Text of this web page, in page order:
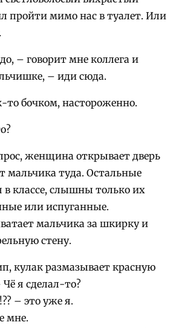
пройти мимо нас в туалет. Или
– говорит мне коллега и
– иди сюда.
то бочком, настороженно.
женщина открывает дверь
мальчика туда. Остальные
в классе, слышны только их
или испуганные.
мальчика за шкирку и
стену.
кулак размазывает красную
я сделал-то?
– это уже я.
мне.